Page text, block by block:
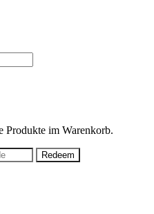
Produkte im Warenkorb.